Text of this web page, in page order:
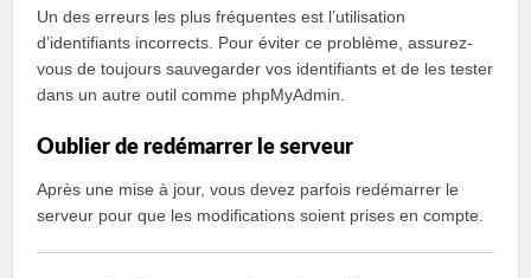
Un des erreurs les plus fréquentes est l’utilisation
d’identifiants incorrects. Pour éviter ce problème, assurez-
vous de toujours sauvegarder vos identifiants et de les tester
dans un autre outil comme phpMyAdmin.
Oublier de redémarrer le serveur
Après une mise à jour, vous devez parfois redémarrer le
serveur pour que les modifications soient prises en compte.